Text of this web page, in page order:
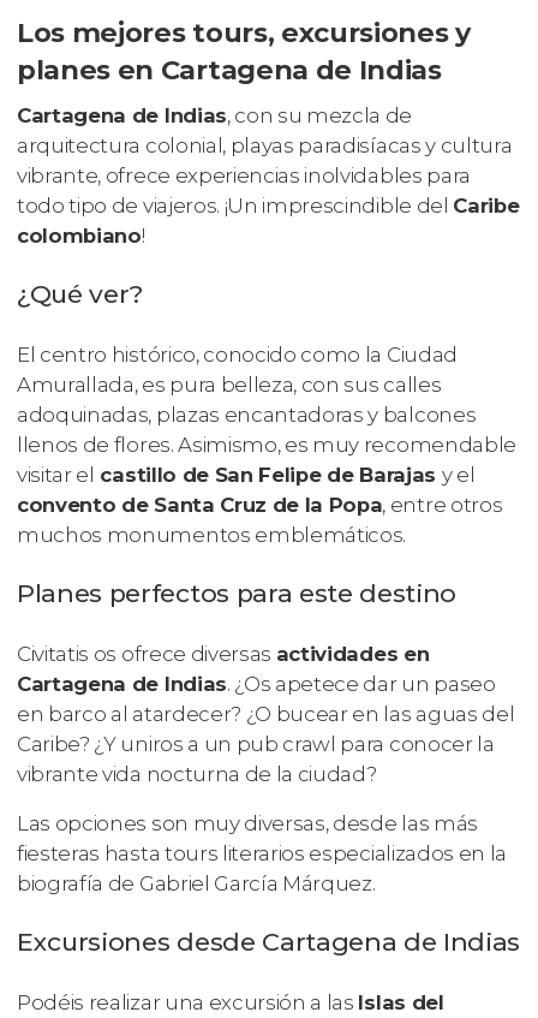
Los mejores tours, excursiones y
planes en Cartagena de Indias
Cartagena de Indias, con su mezcla de
arquitectura colonial, playas paradisíacas y cultura
vibrante, ofrece experiencias inolvidables para
todo tipo de viajeros. ¡Un imprescindible del Caribe
colombiano!
¿Qué ver?
El centro histórico, conocido como la Ciudad
Amurallada, es pura belleza, con sus calles
adoquinadas, plazas encantadoras y balcones
llenos de flores. Asimismo, es muy recomendable
visitar el castillo de San Felipe de Barajas y el
convento de Santa Cruz de la Popa, entre otros
muchos monumentos emblemáticos.
Planes perfectos para este destino
Civitatis os ofrece diversas actividades en
Cartagena de Indias. ¿Os apetece dar un paseo
en barco al atardecer? ¿O bucear en las aguas del
Caribe? ¿Y uniros a un pub crawl para conocer la
vibrante vida nocturna de la ciudad?
Las opciones son muy diversas, desde las más
fiesteras hasta tours literarios especializados en la
biografía de Gabriel García Márquez.
Excursiones desde Cartagena de Indias
Podéis realizar una excursión a las Islas del